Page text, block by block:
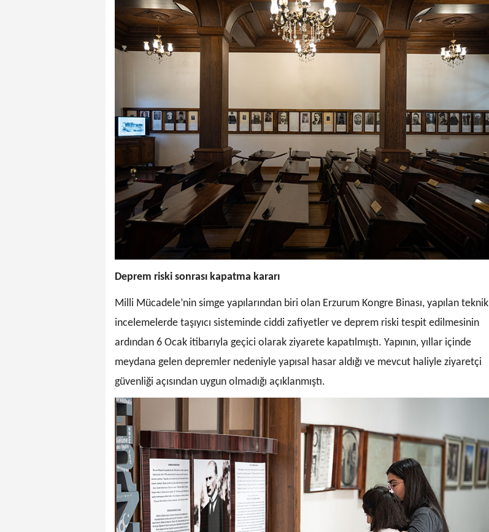
Deprem riski sonrası kapatma kararı
Milli Mücadele’nin simge yapılarından biri olan Erzurum Kongre Binası, yapılan teknik
incelemelerde taşıyıcı sisteminde ciddi zafiyetler ve deprem riski tespit edilmesinin
ardından 6 Ocak itibarıyla geçici olarak ziyarete kapatılmıştı. Yapının, yıllar içinde
meydana gelen depremler nedeniyle yapısal hasar aldığı ve mevcut haliyle ziyaretçi
güvenliği açısından uygun olmadığı açıklanmıştı.